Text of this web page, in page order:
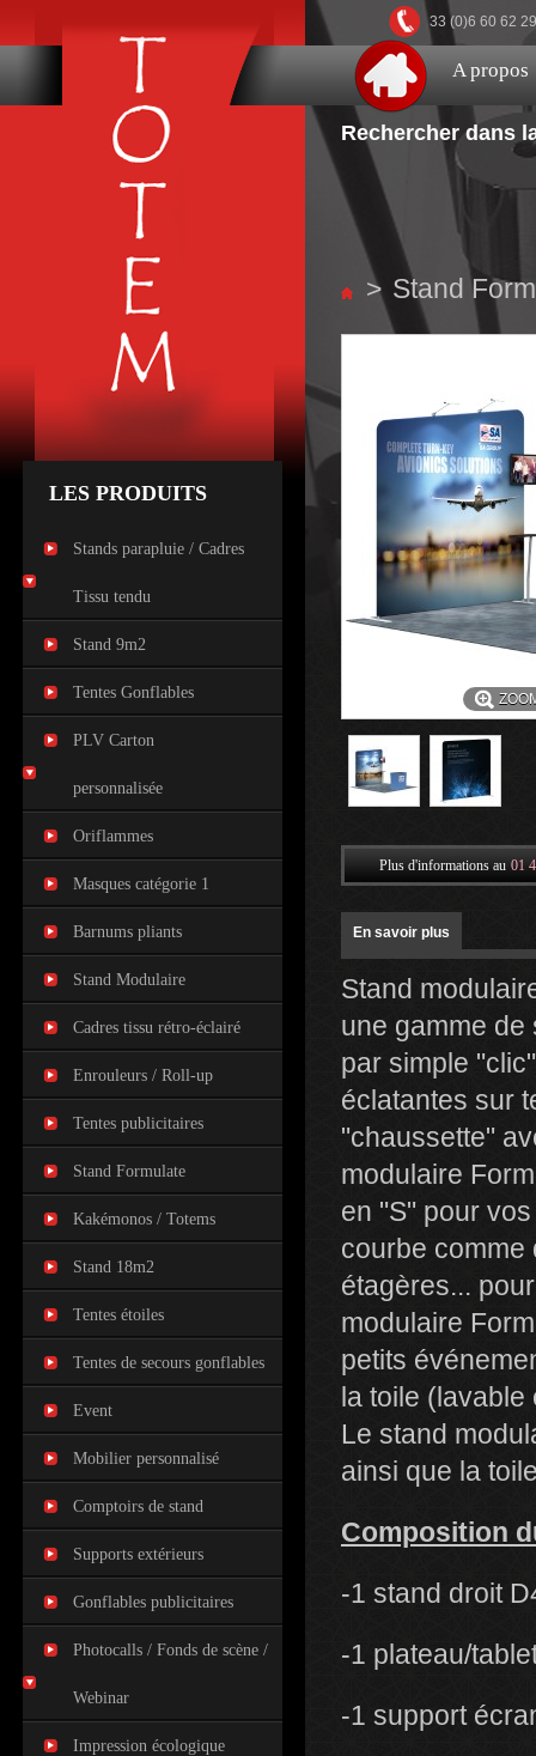
33 (0)6 60 62
A propos
Rechercher dans
LES PRODUITS
Stands parapluie / Cadres
Tissu tendu
Stand 9m2
Tentes Gonflables
PLV Carton
personnalisée
Oriflammes
Masques catégorie 1
Barnums pliants
Stand Modulaire
Cadres tissu rétro-éclairé
Enrouleurs / Roll-up
Tentes publicitaires
Stand Formulate
Kakémonos / Totems
Stand 18m2
Tentes étoiles
Tentes de secours gonflables
Event
Mobilier personnalisé
Comptoirs de stand
Supports extérieurs
Gonflables publicitaires
Photocalls / Fonds de scène /
Webinar
Impression écologique
> Stand
Plus d'informations au 01
En savoir plus
Stand
une gamme
par simple
éclatantes sur
"chaussette"
modulaire
en "S" pour
courbe comme
étagères...
modulaire
petits
la toile (lavable
Le stand
ainsi que la
Composition
-1 stand droit
-1 plateau/
-1 support